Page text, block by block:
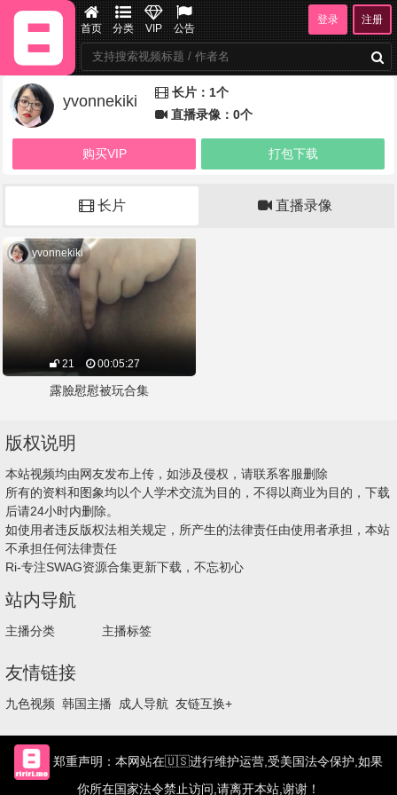
首页 分类 VIP 公告
登录 注册
yvonnekiki
长片：1个
直播录像：0个
购买VIP 打包下载
长片 直播录像
21 00:05:27
yvonnekiki
露臉慰慰被玩合集
版权说明
本站视频均由网友发布上传，如涉及侵权，请联系客服删除
所有的资料和图象均以个人学术交流为目的，不得以商业为目的，下载
后请24小时内删除。
如使用者违反版权法相关规定，所产生的法律责任由使用者承担，本站
不承担任何法律责任
Ri-专注SWAG资源合集更新下载，不忘初心
站内导航
主播分类 主播标签
友情链接
九色视频 韩国主播 成人导航 友链互换+
郑重声明：本网站在🇺🇸进行维护运营,受美国法令保护,如果
你所在国家法令禁止访问,请离开本站,谢谢！